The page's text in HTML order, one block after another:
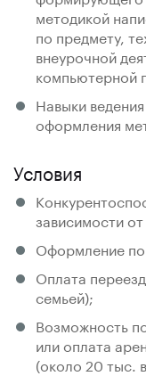
методикой
по предмету,
внеурочной
компьютерной
Навыки
оформления
Условия
зависимости
Оформление
Оплата
семьей);
Возможность
или оплата
(около 20 тыс.